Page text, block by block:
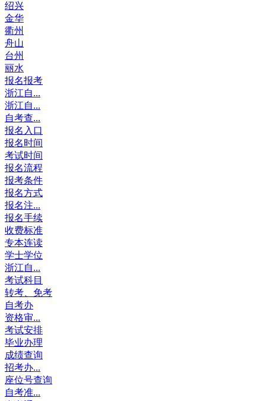
绍兴
金华
衢州
舟山
台州
丽水
报名报考
浙江自...
浙江自...
自考查...
报名入口
报名时间
考试时间
报名流程
报考条件
报名方式
报名注...
报名手续
收费标准
专本连读
学士学位
浙江自...
考试科目
转考、免考
自考办
资格审...
考试安排
毕业办理
成绩查询
招考办...
座位号查询
自考准...